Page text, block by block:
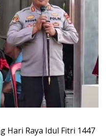
Hari Raya Idul Fitri 1447